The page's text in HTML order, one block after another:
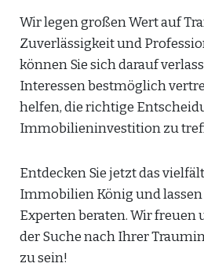
Wir legen großen Wert auf
Zuverlässigkeit und
können Sie sich darauf
Interessen bestmöglich
helfen, die richtige
Immobilieninvestition zu
Entdecken Sie jetzt das
Immobilien König und lassen
Experten beraten. Wir freuen
der Suche nach Ihrer
zu sein!